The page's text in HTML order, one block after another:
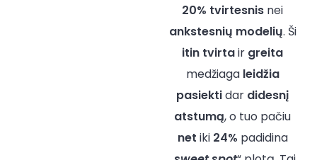
20% tvirtesnis nei
ankstesnių modelių. Ši
itin tvirtair greita
medžiaga leidžia
pasiektidar didesnį
atstumą, o tuo pačiu
net iki 24% padidina